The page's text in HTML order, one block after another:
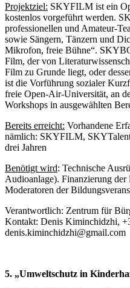
Projektziel: SKYFILM ist ein
kostenlos vorgeführt werden.
professionellen und Amateur-
sowie Sängern, Tänzern und
Mikrofon, freie Bühne“.
Film, der von
Film zu Grunde liegt, oder
ist die Vorführung sozialer
freie Open-Air-Universität, an
Workshops in ausgewählten
Bereits erreicht: Vorhandene
nämlich: SKYFILM,
drei Jahren
Benötigt wird: Technische
Audioanlage). Finanzierung
Moderatoren der
Verantwortlich: Zentrum für
Kontakt: Denis Kiminchidzhi,
denis.kiminchidzhi@gmail.com
5. „Umweltschutz in